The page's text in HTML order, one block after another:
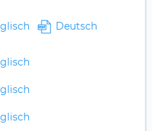
Deutsch